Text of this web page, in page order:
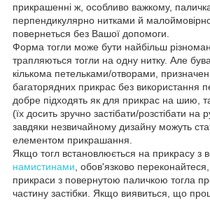
прикрашенні ж, особливо важкому,
перпендикулярно нитками й
повернеться без Вашої допомоги.
Форма тогли може бути найбільш
трапляються тогли на одну нитку. Але
кількома петельками/отворами,
багаторядних прикрас без використання
добре підходять як для прикрас на шию,
(їх досить зручно застібати/розстібати на
завдяки незвичайному дизайну можуть
елементом прикрашання.
Якщо тогл встановлюється на прикрасу з
намистинами , обов'язково
прикраси з повернутою паличкою тогла
частину застібки. Якщо виявиться, що